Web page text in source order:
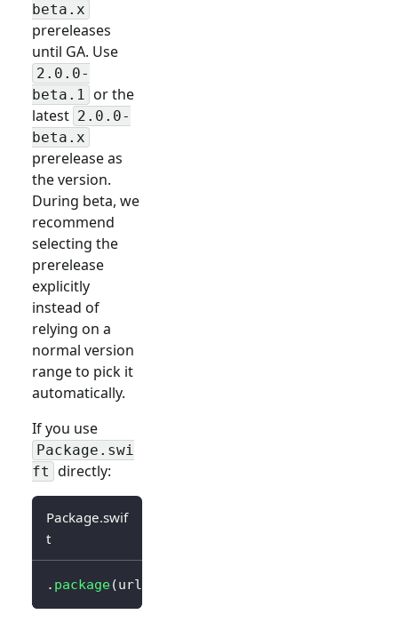
beta.x
prereleases
until GA. Use
2.0.0-
beta.1 or the
latest 2.0.0-
beta.x
prerelease as
the version.
During beta, we
recommend
selecting the
prerelease
explicitly
instead of
relying on a
normal version
range to pick it
automatically.
If you use
Package.swi
ft directly:
Package.swif
t
. package(url